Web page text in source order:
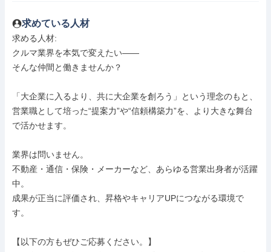
求めている人材
求める人材:
クルマ業界を本気で変えたい――
そんな仲間と働きませんか？
「大企業に入るより、共に大企業を創ろう」という理念のもと、
営業職として培った“提案力”や“信頼構築力”を、より大きな舞台
で活かせます。
業界は問いません。
不動産・通信・保険・メーカーなど、あらゆる営業出身者が活躍
中。
成果が正当に評価され、昇格やキャリアUPにつながる環境で
す。
【以下の方もぜひご応募ください。】